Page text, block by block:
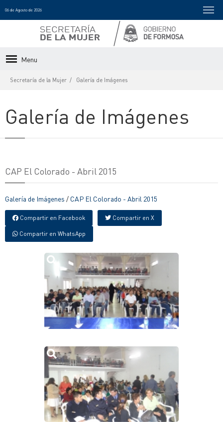
06 de Agosto de 2026
Menu
Secretaría de la Mujer Galería de Imágenes
Galería de Imágenes
CAP El Colorado - Abril 2015
Galería de Imágenes / CAP El Colorado - Abril 2015
Compartir en Facebook Compartir en X
Compartir en WhatsApp